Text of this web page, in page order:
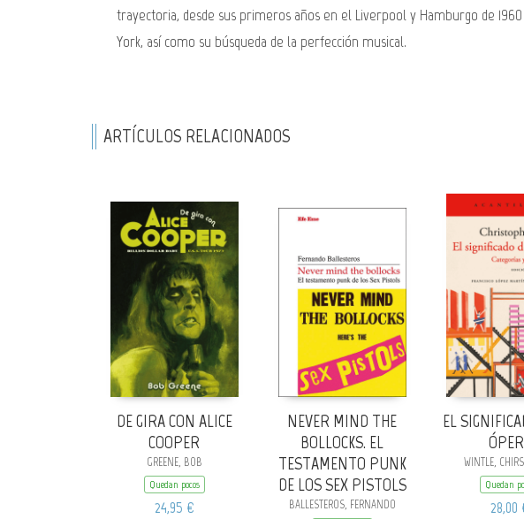
trayectoria, desde sus primeros años en el Liverpool y Hamburgo de
York, así como su búsqueda de la perfección musical.
ARTÍCULOS RELACIONADOS
DE GIRA CON ALICE
COOPER
GREENE, BOB
Quedan pocos
24,95 €
NEVER MIND THE
BOLLOCKS. EL
TESTAMENTO PUNK
DE LOS SEX PISTOLS
BALLESTEROS, FERNANDO
EL
WINTLE,
Quedan
28,00